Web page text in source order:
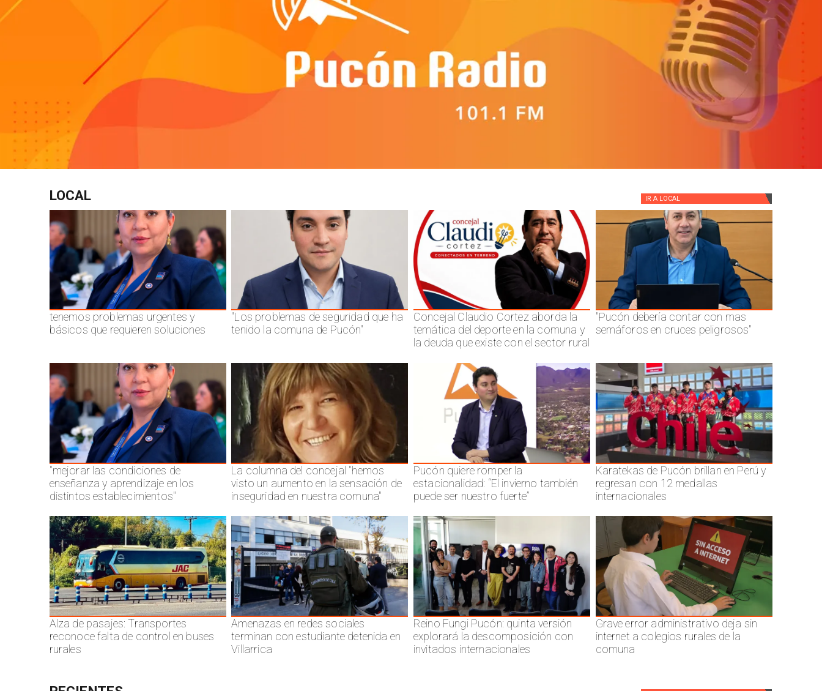
LOCAL IR A LOCAL
tenemos problemas urgentes y
básicos que requieren soluciones
"Los problemas de seguridad que ha
tenido la comuna de Pucón"
Concejal Claudio Cortez aborda la
temática del deporte en la comuna y
la deuda que existe con el sector rural
"Pucón debería contar con mas
semáforos en cruces peligrosos"
"mejorar las condiciones de
enseñanza y aprendizaje en los
distintos establecimientos"
La columna del concejal "hemos
visto un aumento en la sensación de
inseguridad en nuestra comuna"
Pucón quiere romper la
estacionalidad: “El invierno también
puede ser nuestro fuerte”
Karatekas de Pucón brillan en Perú y
regresan con 12 medallas
internacionales
Alza de pasajes: Transportes
reconoce falta de control en buses
rurales
Amenazas en redes sociales
terminan con estudiante detenida en
Villarrica
Reino Fungi Pucón: quinta versión
explorará la descomposición con
invitados internacionales
Grave error administrativo deja sin
internet a colegios rurales de la
comuna